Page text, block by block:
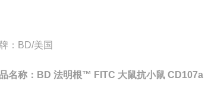
：BD/美国
名称：BD 法明根™ FITC 大鼠抗小鼠 CD107a